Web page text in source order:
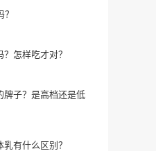
怎样吃才对？
牌子？是高档还是低
有什么区别？